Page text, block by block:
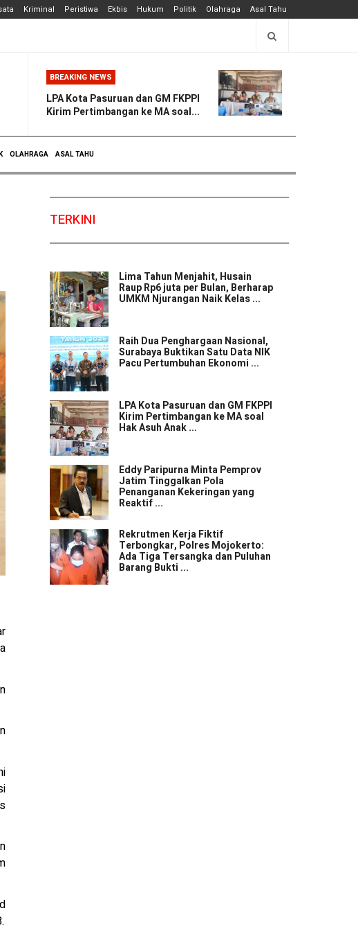
Kriminal Peristiwa Ekbis Hukum Politik Olahraga Asal Tahu
BREAKING NEWS
LPA Kota Pasuruan dan GM FKPPI
Kirim Pertimbangan ke MA soal...
OLAHRAGA ASAL TAHU
TERKINI
Lima Tahun Menjahit, Husain
Raup Rp6 juta per Bulan, Berharap
UMKM Njurangan Naik Kelas ...
Raih Dua Penghargaan Nasional,
Surabaya Buktikan Satu Data NIK
Pacu Pertumbuhan Ekonomi ...
LPA Kota Pasuruan dan GM FKPPI
Kirim Pertimbangan ke MA soal
Hak Asuh Anak ...
Eddy Paripurna Minta Pemprov
Jatim Tinggalkan Pola
Penanganan Kekeringan yang
Reaktif ...
Rekrutmen Kerja Fiktif
Terbongkar, Polres Mojokerto:
Ada Tiga Tersangka dan Puluhan
Barang Bukti ...